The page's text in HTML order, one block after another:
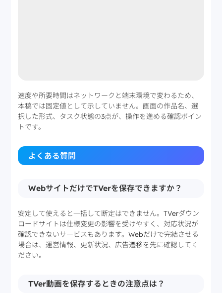
速度や所要時間はネットワークと端末環境で変わるため、
本稿では固定値として示していません。画面の作品名、選
択した形式、タスク状態の3点が、操作を進める確認ポイン
トです。
よくある質問
WebサイトだけでTVerを保存できますか？
安定して使えると一括して断定はできません。TVerダウン
ロードサイトは仕様変更の影響を受けやすく、対応状況が
確認できないサービスもあります。Webだけで完結させる
場合は、運営情報、更新状況、広告遷移を先に確認してく
ださい。
TVer動画を保存するときの注意点は？